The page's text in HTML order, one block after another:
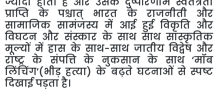
प्राप्ति
के पश्चात् भारत के राजनीती
और
सामाजिक सामंजस्य में आई हुई विकृति और
विघटन और संस्कार के साथ साथ सांस्कृतिक
मूल्यों में ह्रास के साथ-साथ जातीय विद्वेष और
राष्ट्र के संपत्ति के नुकसान के साथ‘मॉब
लिंचिंग’(भीड़ हत्या)के बढ़ते घटनाओं से स्पष्ट
दिखाईपड़ताहै।